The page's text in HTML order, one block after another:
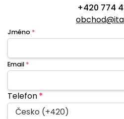
+420 774
Jméno *
Email *
Telefon*
Česko (+420)